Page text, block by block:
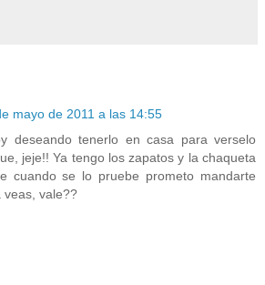
mayo de 2011 a las 14:55
deseando tenerlo en casa para verselo
jeje!! Ya tengo los zapatos y la chaqueta
cuando se lo pruebe prometo mandarte
veas, vale??